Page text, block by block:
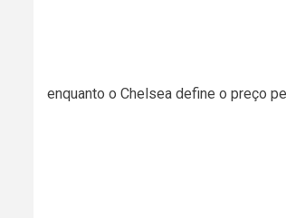
enquanto o Chelsea define o preço